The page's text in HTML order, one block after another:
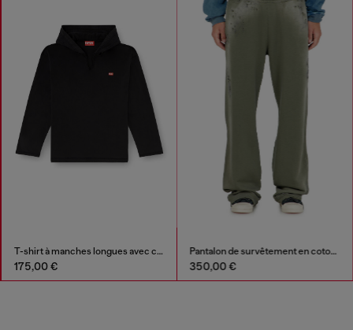
T-shirt à manches longues avec capuche en flanelle
175,00 €
Pantalon de survêtement en coton effet destroyed
350,00 €